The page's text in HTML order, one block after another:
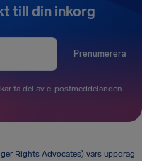
till din inkorg
Prenumerera
ta del av e-postmeddelanden
Rights Advocates) vars uppdrag